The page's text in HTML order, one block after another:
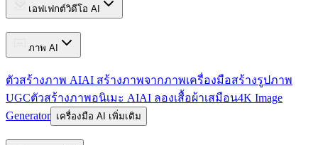
เอฟเฟกต์วิดีโอ AI
ภาพ AI
ตัวสร้างภาพ AIAI สร้างภาพจากภาพเครื่องมือสร้างรูปภาพ
UGCตัวสร้างภาพอนิเมะ AIAI ลองเสื้อผ้าเสมือน4K Image
Generator เครื่องมือ AI เพิ่มเติม